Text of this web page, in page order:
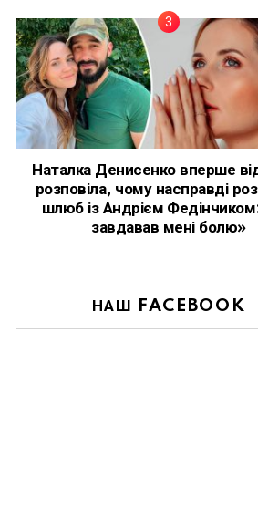
Наталка Денисенко вперше
розповіла, чому насправді
шлюб із Андрієм
завдавав мені болю»
НАШ FACEBOOK